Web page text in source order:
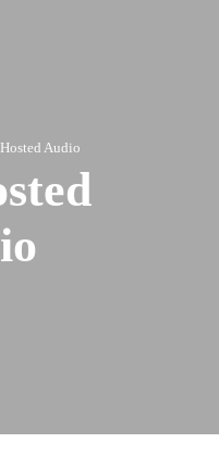
Audio